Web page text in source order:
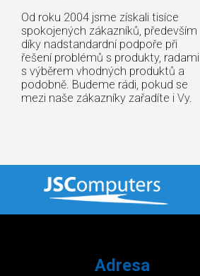
Od roku 2004 jsme získali tisíce
spokojených zákazníků, především
díky nadstandardní podpoře při
řešení problémů s produkty, radami
s výběrem vhodných produktů a
podobně. Budeme rádi, pokud se
mezi naše zákazníky zařadíte i Vy.
Adresa